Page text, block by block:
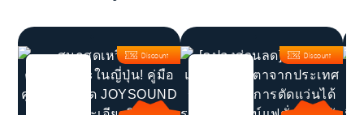
Discount Discount